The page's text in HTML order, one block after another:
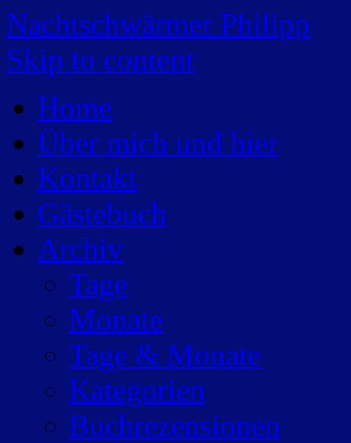
Nachtschwärmer Philipp
Skip to content
Home
Über mich und hier
Kontakt
Gästebuch
Archiv
Tage
Monate
Tage & Monate
Kategorien
Buchrezensionen